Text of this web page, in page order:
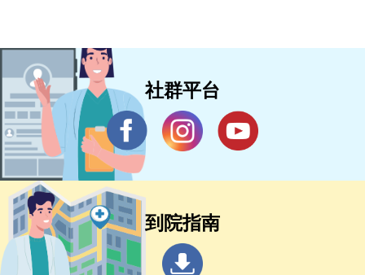
社群平台
到院指南